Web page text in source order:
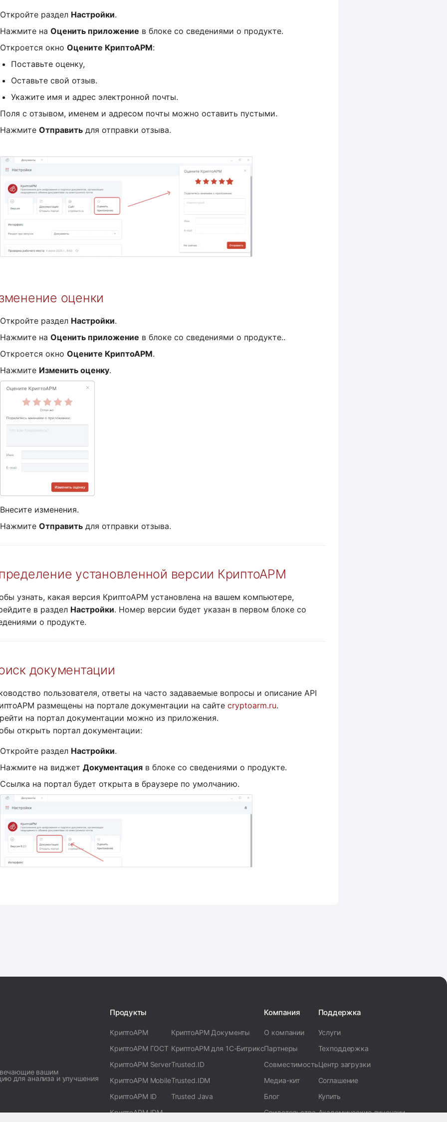
Откройте раздел Настройки.
Нажмите на Оценить приложение в блоке со сведениями о продукте.
Откроется окно Оцените КриптоАРМ:
Поставьте оценку,
Оставьте свой отзыв.
Укажите имя и адрес электронной почты.
Поля с отзывом, именем и адресом почты можно оставить пустыми.
Нажмите Отправить для отправки отзыва.
оценки
Откройте раздел Настройки.
Нажмите на Оценить приложение в блоке со сведениями о продукте..
Откроется окно Оцените КриптоАРМ.
Нажмите Изменить оценку.
Внесите изменения.
Нажмите Отправить для отправки отзыва.
установленной версии КриптоАРМ
узнать, какая версия КриптоАРМ установлена на вашем компьютере,
в раздел Настройки. Номер версии будет указан в первом блоке со
о продукте.
документации
пользователя, ответы на часто задаваемые вопросы и описание API
размещены на портале документации на сайте cryptoarm.ru.
на портал документации можно из приложения.
открыть портал документации:
Откройте раздел Настройки.
Нажмите на виджет Документация в блоке со сведениями о продукте.
Ссылка на портал будет открыта в браузере по умолчанию.
вашим
для анализа и улучшения
Продукты
КриптоАРМ
КриптоАРМ ГОСТ
КриптоАРМ Server
КриптоАРМ Mobile
КриптоАРМ ID
КриптоАРМ IDM
КриптоАРМ Документы
КриптоАРМ для 1С-Битрикс
Trusted.ID
Trusted.IDM
Trusted Java
Компания
О компании
Партнеры
Совместимость
Медиа-кит
Блог
Свидетельства
Поддержка
Услуги
Техподдержка
Центр загрузки
Соглашение
Купить
Академические лицензии